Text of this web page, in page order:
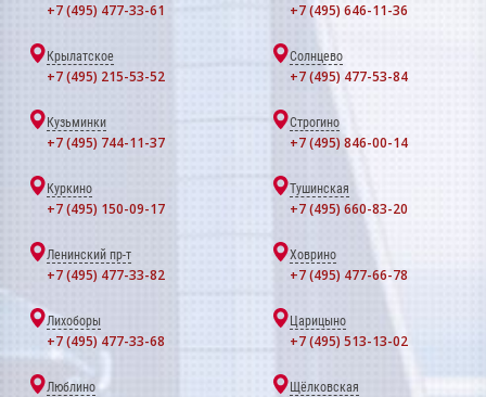
+7 (495) 477-33-61 +7 (495) 646-11-36
Крылатское
+7 (495) 215-53-52
Солнцево
+7 (495) 477-53-84
Кузьминки
+7 (495) 744-11-37
Строгино
+7 (495) 846-00-14
Куркино
+7 (495) 150-09-17
Тушинская
+7 (495) 660-83-20
Ленинский пр-т
+7 (495) 477-33-82
Ховрино
+7 (495) 477-66-78
Лихоборы
+7 (495) 477-33-68
Царицыно
+7 (495) 513-13-02
Люблино Щёлковская